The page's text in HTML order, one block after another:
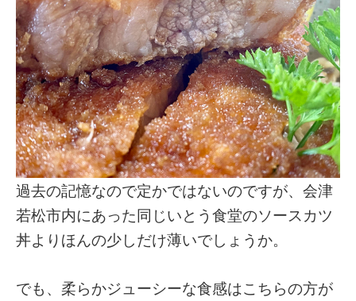
過去の記憶なので定かではないのですが、会津
若松市内にあった同じいとう食堂のソースカツ
丼よりほんの少しだけ薄いでしょうか。
でも、柔らかジューシーな食感はこちらの方が